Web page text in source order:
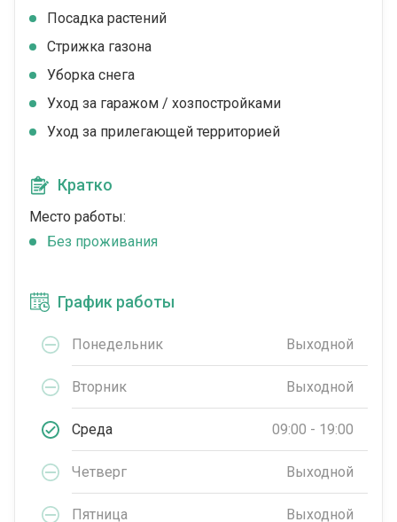
Посадка растений
Стрижка газона
Уборка снега
Уход за гаражом / хозпостройками
Уход за прилегающей территорией
Кратко
Место работы:
Без проживания
График работы
Понедельник Выходной
Вторник Выходной
Среда 09:00 - 19:00
Четверг Выходной
Пятница Выходной